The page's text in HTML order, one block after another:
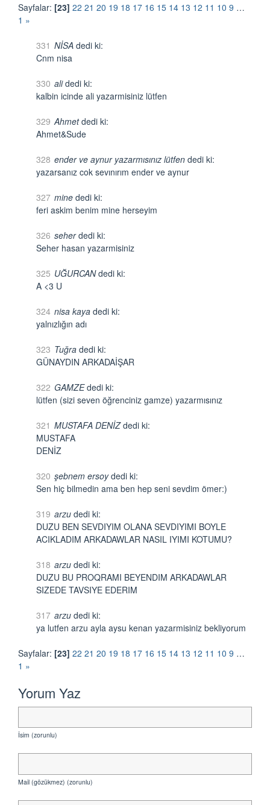
Sayfalar: [23] 22 21 20 19 18 17 16 15 14 13 12 11 10 9 …
1 »
331 NİSA dedi ki:
Cnm nisa
330 alidedi ki:
kalbin icinde ali yazarmisiniz lütfen
329 Ahmetdedi ki:
Ahmet&Sude
328 ender ve aynur yazarmısınız lütfen dedi ki:
yazarsanız cok sevınırım ender ve aynur
327 mine dedi ki:
feri askim benim mine herseyim
326 seherdedi ki:
Seher hasan yazarmisiniz
325 UĞURCANdedi ki:
A <3 U
324 nisa kaya dedi ki:
yalnızlığın adı
323 Tuğra dedi ki:
GÜNAYDIN ARKADAİŞAR
322 GAMZEdedi ki:
lütfen (sizi seven öğrenciniz gamze) yazarmısınız
321 MUSTAFA DENİZdedi ki:
MUSTAFA
DENİZ
320 şebnem ersoydedi ki:
Sen hiç bilmedin ama ben hep seni sevdim ömer:)
319 arzu dedi ki:
DUZU BEN SEVDIYIM OLANA SEVDIYIMI BOYLE
ACIKLADIM ARKADAWLAR NASIL IYIMI KOTUMU?
318 arzu dedi ki:
DUZU BU PROQRAMI BEYENDIM ARKADAWLAR
SIZEDE TAVSIYE EDERIM
317 arzu dedi ki:
ya lutfen arzu ayla aysu kenan yazarmisiniz bekliyorum
Sayfalar: [23] 22 21 20 19 18 17 16 15 14 13 12 11 10 9 …
1 »
Yorum Yaz
İsim (zorunlu)
Mail (gözükmez) (zorunlu)